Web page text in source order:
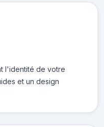
l'identité de votre
et un design